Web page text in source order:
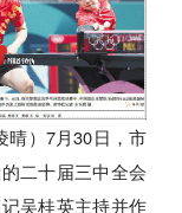
）7月30日，市
二十届三中全会
吴桂英主持并作